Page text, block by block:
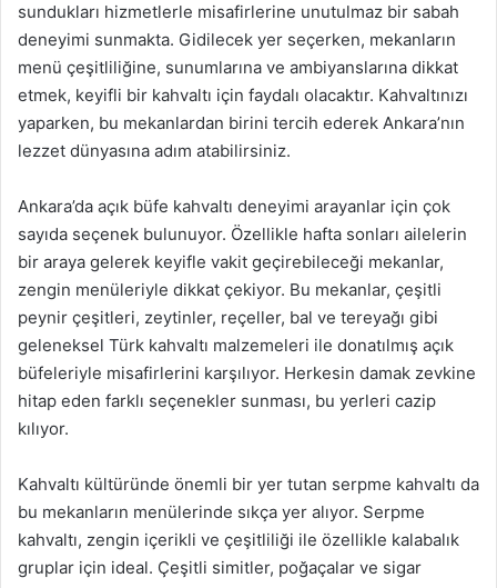
sundukları hizmetlerle misafirlerine unutulmaz bir sabah
deneyimi sunmakta. Gidilecek yer seçerken, mekanların
menü çeşitliliğine, sunumlarına ve ambiyanslarına dikkat
etmek, keyifli bir kahvaltı için faydalı olacaktır. Kahvaltınızı
yaparken, bu mekanlardan birini tercih ederek Ankara’nın
lezzet dünyasına adım atabilirsiniz.
Ankara’da açık büfe kahvaltı deneyimi arayanlar için çok
sayıda seçenek bulunuyor. Özellikle hafta sonları ailelerin
bir araya gelerek keyifle vakit geçirebileceği mekanlar,
zengin menüleriyle dikkat çekiyor. Bu mekanlar, çeşitli
peynir çeşitleri, zeytinler, reçeller, bal ve tereyağı gibi
geleneksel Türk kahvaltı malzemeleri ile donatılmış açık
büfeleriyle misafirlerini karşılıyor. Herkesin damak zevkine
hitap eden farklı seçenekler sunması, bu yerleri cazip
kılıyor.
Kahvaltı kültüründe önemli bir yer tutan serpme kahvaltı da
bu mekanların menülerinde sıkça yer alıyor. Serpme
kahvaltı, zengin içerikli ve çeşitliliği ile özellikle kalabalık
gruplar için ideal. Çeşitli simitler, poğaçalar ve sigar